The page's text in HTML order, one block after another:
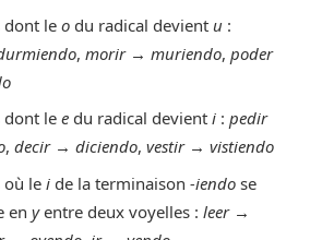
dont le o du radical devient u :
, morir → muriendo, poder
dont le e du radical devient i : pedir
, decir → diciendo, vestir → vistiendo
où lei de la terminaison -iendo se
en yentre deux voyelles : leer →